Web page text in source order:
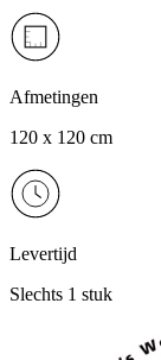
Afmetingen
120 x 120 cm
Levertijd
Slechts 1 stuk